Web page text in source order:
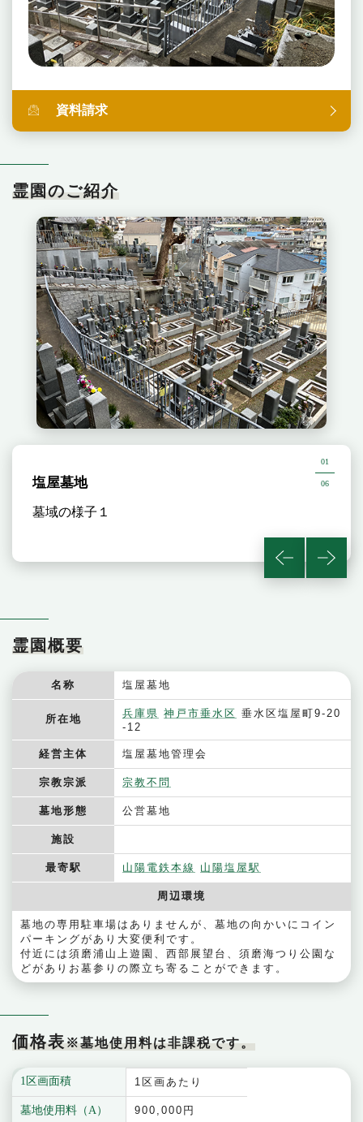
資料請求
霊園のご紹介
塩屋墓地
墓域の様子１
01
06
霊園概要
名称 塩屋墓地
所在地 兵庫県 神戸市垂水区 垂水区塩屋町9-20
-12
経営主体 塩屋墓地管理会
宗教宗派 宗教不問
墓地形態 公営墓地
施設
最寄駅 山陽電鉄本線 山陽塩屋駅
周辺環境
墓地の専用駐車場はありませんが、墓地の向かいにコイン
パーキングがあり大変便利です。
付近には須磨浦山上遊園、西部展望台、須磨海つり公園な
どがありお墓参りの際立ち寄ることができます。
価格表※墓地使用料は非課税です。
1区画面積
墓地使用料（A）
1区画あたり
900,000円